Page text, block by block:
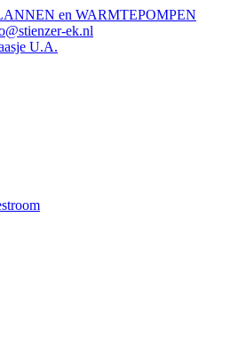
en WARMTEPOMPEN
ek.nl